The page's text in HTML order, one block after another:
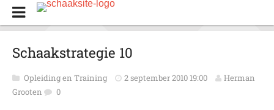
Schaakstrategie 10
Opleiding en Training 2 september 2010 19:00
Herman
Grooten
0